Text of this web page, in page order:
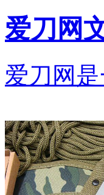
爱刀网
爱刀网